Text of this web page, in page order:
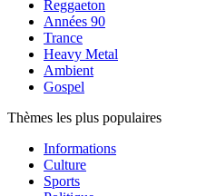
Reggaeton
Années 90
Trance
Heavy Metal
Ambient
Gospel
Thèmes les plus populaires
Informations
Culture
Sports